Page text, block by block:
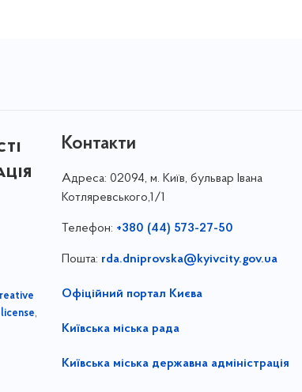
,
Контакти
Адреса: 02094, м. Київ, бульвар Івана
Котляревського,1/1
Телефон: +380 (44) 573-27-50
Пошта: rda.dniprovska@kyivcity.gov.ua
Офіційний портал Києва
Київська міська рада
Київська міська державна адміністрація